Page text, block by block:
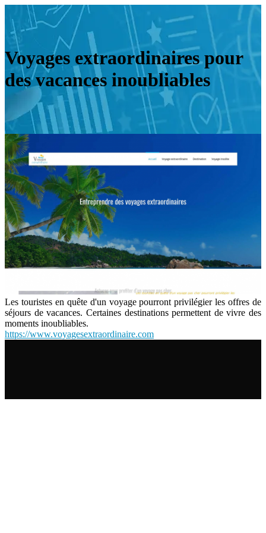
Voyages extraordinaires pour
des vacances inoubliables
Les touristes en quête d'un voyage pourront privilégier les offres de
séjours de vacances. Certaines destinations permettent de vivre des
moments inoubliables.
https://www.voyagesextraordinaire.com